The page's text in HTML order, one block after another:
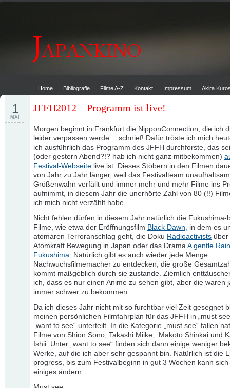
Home Bibliografie Filme A-Z Kontakt Impressum Akira
JFFH2012 – Programm ist live!
1
MAI
Morgen beginnt in Frankfurt die NipponConnection, die ich
leider verpassen werde… schnief! Dafür tröste ich mich
ich ausführlich das Programm des JFFH durchforste, das
(oder gestern Abend?!? hab ich nicht ganz mitbekommen)
Festival-Webseite live ist. Dieses Stöbern in den Filmen
von Jahr zu Jahr länger, weil das Festivalteam
Größenwahn verfällt und immer mehr und mehr Filme ins
aufnimmt, in diesem Jahr die unerhörte Zahl von 80 (!!)
ich mich nicht verzählt habe.
Nicht fehlen dürfen in diesem Jahr natürlich die Fukushima-
Filme, wie etwa der Eröffnungsfilm Black Dawn, in dem es
atomaren Terroranschlag geht, die Doku Radioactivists über
Atomkraft Bewegung in Japan oder das Drama A gentle
Fukushima. Natürlich gibt es auch wieder jede Menge
Nachwuchsfilmemacher zu entdecken, die große
kommt maßgeblich durch sie zustande. Ziemlich
ich, dass es nur einen Anime zu sehen gibt, aber die waren
immer schwer zu bekommen.
Da ich dieses Jahr nicht mit so furchtbar viel Zeit gesegnet
meinen persönlichen Filmfahrplan für das JFFH in „must
„want to see“ unterteilt. In die Kategorie „must see“ fallen
Filme von Shion Sono, Takashi Miike, Makoto Shinkai und
Ishii. Unter „want to see“ finden sich dann einige weniger
Werke, auf die ich aber sehr gespannt bin. Natürlich ist die
progress, bis zum Festivalbeginn in gut 3 Wochen kann
einiges ändern.